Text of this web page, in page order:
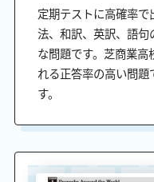
定期テストに高確率
法、和訳、英訳、語
な問題です。芝商業
れる正答率の高い問
す。